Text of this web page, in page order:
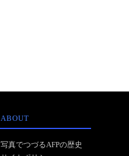
ABOUT
写真でつづるAFPの歴史